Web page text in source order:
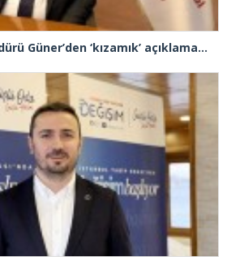
İstanbul İl Sağlık Müdürü Güner’den ‘kızamık’ açıklaması: “Problemimiz yok, takipteyiz”